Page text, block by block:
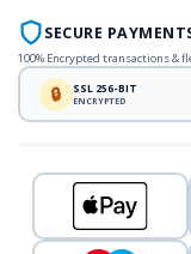
SECURE
100% Encrypted transactions &
🔒 SSL 256-BIT
ENCRYPTED